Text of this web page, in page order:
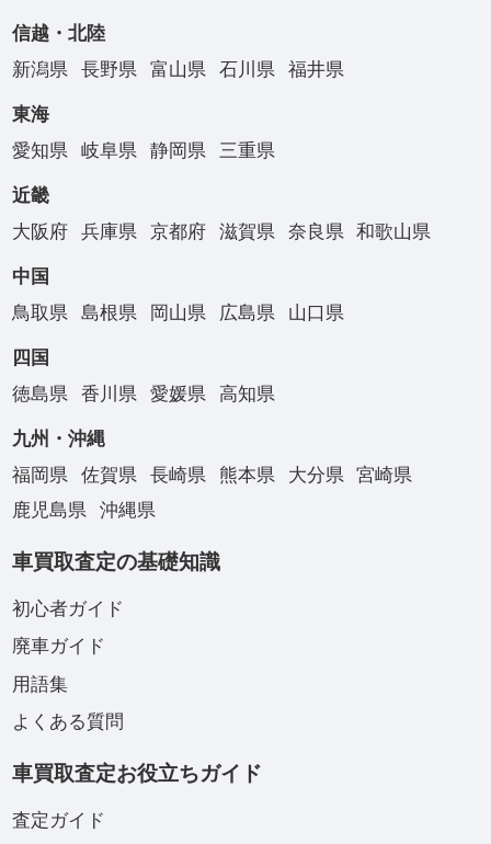
信越・北陸
新潟県
長野県 富山県 石川県 福井県
東海
愛知県
岐阜県 静岡県 三重県
近畿
大阪府
兵庫県 京都府 滋賀県 奈良県 和歌山県
中国
鳥取県
島根県 岡山県 広島県 山口県
四国
徳島県
香川県 愛媛県 高知県
九州・沖縄
福岡県
佐賀県 長崎県 熊本県 大分県
宮崎県
鹿児島県
沖縄県
車買取査定の基礎知識
初心者ガイド
廃車ガイド
用語集
よくある質問
車買取査定お役立ちガイド
査定ガイド